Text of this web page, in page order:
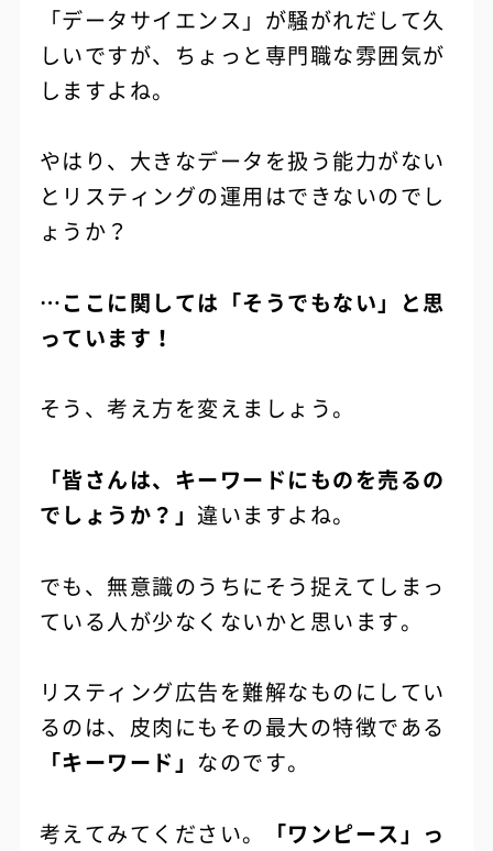
「データサイエンス」が騒がれだして久
しいですが、ちょっと専門職な雰囲気が
しますよね。
やはり、大きなデータを扱う能力がない
とリスティングの運用はできないのでし
ょうか？
…ここに関しては「そうでもない」と思
っています！
そう、考え方を変えましょう。
「皆さんは、キーワードにものを売るの
でしょうか？」 違いますよね。
でも、無意識のうちにそう捉えてしまっ
ている人が少なくないかと思います。
リスティング広告を難解なものにしてい
るのは、皮肉にもその最大の特徴である
「キーワード」 なのです。
考えてみてください。
「ワンピース」っ